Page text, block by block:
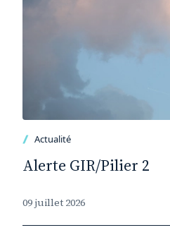
Actualité
Alerte GIR/Pilier 2
09 juillet 2026